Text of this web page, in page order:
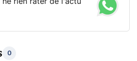
ne rien rater de l'actu
0